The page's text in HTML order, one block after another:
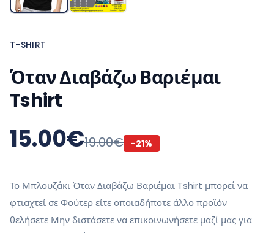
T-SHIRT
Όταν Διαβάζω Βαριέμαι
Tshirt
15.00€19.00€ -21%
Το Μπλουζάκι Όταν Διαβάζω Βαριέμαι Tshirt μπορεί να
φτιαχτεί σε Φούτερ είτε οποιαδήποτε άλλο προϊόν
θελήσετε Μην διστάσετε να επικοινωνήσετε μαζί μας για